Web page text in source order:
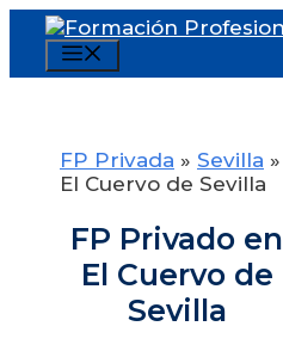
Saltar
contenido
FP Privada » Sevilla »
El Cuervo de Sevilla
FP Privado en
El Cuervo de
Sevilla